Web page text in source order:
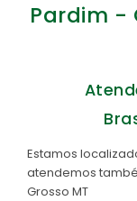
DICAS
CONTATO
Pardim -
Estamos
atendemos
Grosso MT